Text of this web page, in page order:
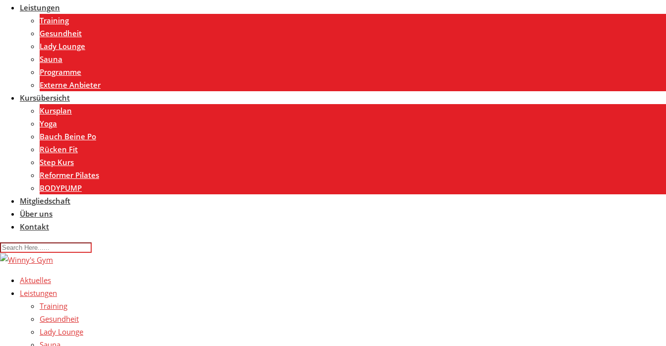
Leistungen
Training
Gesundheit
Lady Lounge
Sauna
Programme
Externe Anbieter
Kursübersicht
Kursplan
Yoga
Bauch Beine Po
Rücken Fit
Step Kurs
Reformer Pilates
BODYPUMP
Mitgliedschaft
Über uns
Kontakt
Aktuelles
Leistungen
Training
Gesundheit
Lady Lounge